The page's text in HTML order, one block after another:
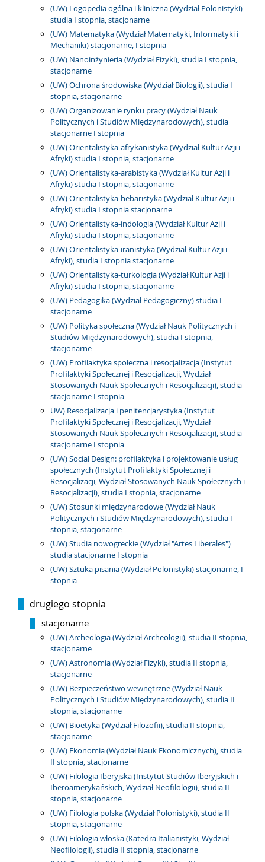
(UW) Logopedia ogólna i kliniczna (Wydział Polonistyki)
studia I stopnia, stacjonarne
(UW) Matematyka (Wydział Matematyki, Informatyki i
Mechaniki) stacjonarne, I stopnia
(UW) Nanoinżynieria (Wydział Fizyki), studia I stopnia,
stacjonarne
(UW) Ochrona środowiska (Wydział Biologii), studia I
stopnia, stacjonarne
(UW) Organizowanie rynku pracy (Wydział Nauk
Politycznych i Studiów Międzynarodowych), studia
stacjonarne I stopnia
(UW) Orientalistyka-afrykanistyka (Wydział Kultur Azji i
Afryki) studia I stopnia, stacjonarne
(UW) Orientalistyka-arabistyka (Wydział Kultur Azji i
Afryki) studia I stopnia, stacjonarne
(UW) Orientalistyka-hebaristyka (Wydział Kultur Azji i
Afryki) studia I stopnia stacjonarne
(UW) Orientalistyka-indologia (Wydział Kultur Azji i
Afryki) studia I stopnia, stacjonarne
(UW) Orientalistyka-iranistyka (Wydział Kultur Azji i
Afryki), studia I stopnia stacjonarne
(UW) Orientalistyka-turkologia (Wydział Kultur Azji i
Afryki) studia I stopnia, stacjonarne
(UW) Pedagogika (Wydział Pedagogiczny) studia I
stacjonarne
(UW) Polityka społeczna (Wydział Nauk Politycznych i
Studiów Międzynarodowych), studia I stopnia,
stacjonarne
(UW) Profilaktyka społeczna i resocjalizacja (Instytut
Profilaktyki Społecznej i Resocjalizacji, Wydział
Stosowanych Nauk Społecznych i Resocjalizacji), studia
stacjonarne I stopnia
UW) Resocjalizacja i penitencjarystyka (Instytut
Profilaktyki Społecznej i Resocjalizacji, Wydział
Stosowanych Nauk Społecznych i Resocjalizacji), studia
stacjonarne I stopnia
(UW) Social Design: profilaktyka i projektowanie usług
społecznych (Instytut Profilaktyki Społecznej i
Resocjalizacji, Wydział Stosowanych Nauk Społecznych i
Resocjalizacji), studia I stopnia, stacjonarne
(UW) Stosunki międzynarodowe (Wydział Nauk
Politycznych i Studiów Międzynarodowych), studia I
stopnia, stacjonarne
(UW) Studia nowogreckie (Wydział "Artes Liberales")
studia stacjonarne I stopnia
(UW) Sztuka pisania (Wydział Polonistyki) stacjonarne, I
stopnia
drugiego stopnia
stacjonarne
(UW) Archeologia (Wydział Archeologii), studia II stopnia,
stacjonarne
(UW) Astronomia (Wydział Fizyki), studia II stopnia,
stacjonarne
(UW) Bezpieczeństwo wewnętrzne (Wydział Nauk
Politycznych i Studiów Międzynarodowych), studia II
stopnia, stacjonarne
(UW) Bioetyka (Wydział Filozofii), studia II stopnia,
stacjonarne
(UW) Ekonomia (Wydział Nauk Ekonomicznych), studia
II stopnia, stacjonarne
(UW) Filologia Iberyjska (Instytut Studiów Iberyjskich i
Iberoamerykańskich, Wydział Neofilologii), studia II
stopnia, stacjonarne
(UW) Filologia polska (Wydział Polonistyki), studia II
stopnia, stacjonarne
(UW) Filologia włoska (Katedra Italianistyki, Wydział
Neofilologii), studia II stopnia, stacjonarne